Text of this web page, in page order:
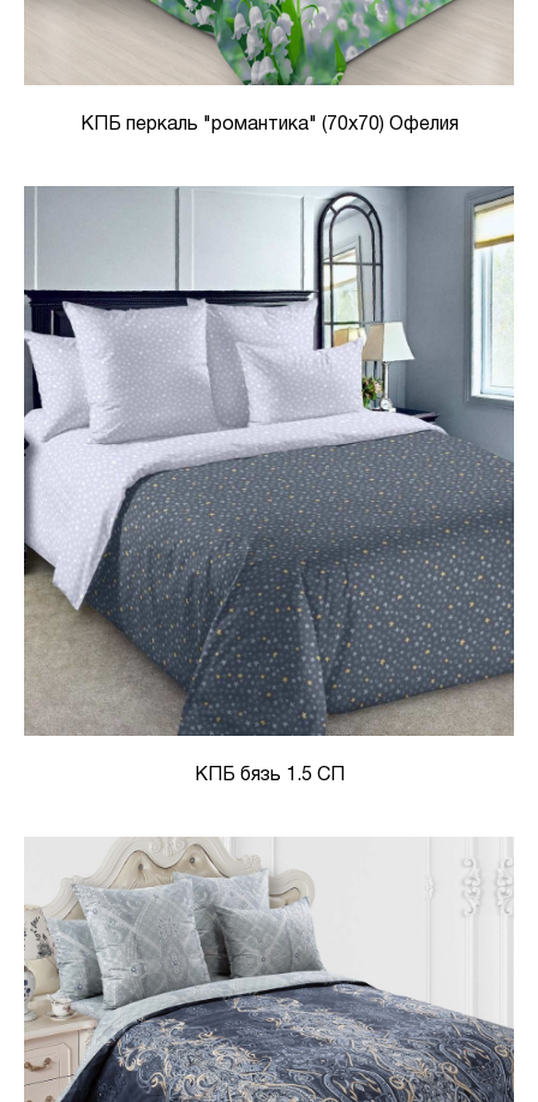
КПБ перкаль "романтика" (70х70) Офелия
КПБ бязь 1.5 СП